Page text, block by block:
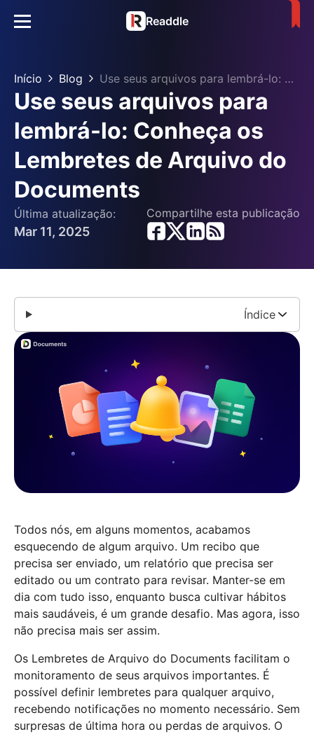
Readdle
Início Blog Use seus arquivos para lembrá-lo: Conheça os Lembretes de Arquivo do Documents
Use seus arquivos para
lembrá-lo: Conheça os
Lembretes de Arquivo do
Documents
Última atualização:
Mar 11, 2025
Compartilhe esta publicação
Índice
Todos nós, em alguns momentos, acabamos
esquecendo de algum arquivo. Um recibo que
precisa ser enviado, um relatório que precisa ser
editado ou um contrato para revisar. Manter-se em
dia com tudo isso, enquanto busca cultivar hábitos
mais saudáveis, é um grande desafio. Mas agora, isso
não precisa mais ser assim.
Os Lembretes de Arquivo do Documents facilitam o
monitoramento de seus arquivos importantes. É
possível definir lembretes para qualquer arquivo,
recebendo notificações no momento necessário. Sem
surpresas de última hora ou perdas de arquivos. O